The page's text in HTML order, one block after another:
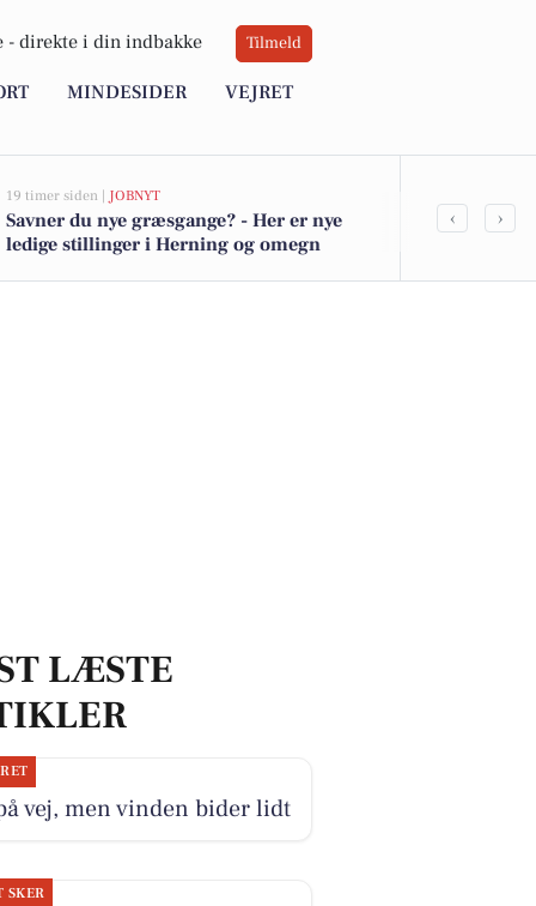
- direkte i din indbakke Tilmeld
MINDESIDER VEJRET
19 timer siden | JOBNYT
Savner du nye græsgange? - Her er nye
ledige stillinger i Herning og omegn
Natsælger
‹ ›
LÆSTE
vej, men vinden bider lidt
SKER